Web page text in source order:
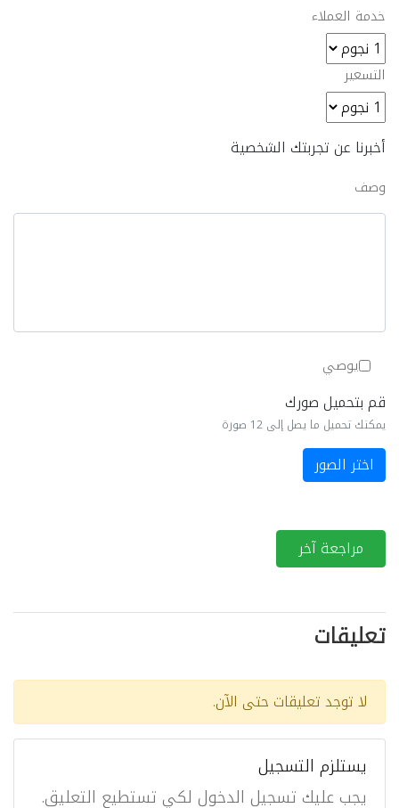
خدمة العملاء
التسعير
أخبرنا عن تجربتك الشخصية
وصف
يوصي
قم بتحميل صورك
يمكنك تحميل ما يصل إلى 12 صورة
اختر الصور
مراجعة آخر
تعليقات
لا توجد تعليقات حتى الآن.
يستلزم التسجيل
يجب عليك تسجيل الدخول لكي تستطيع التعليق.